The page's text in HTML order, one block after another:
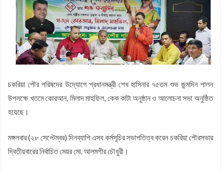
হবে: মুহাম্মদ শাহজাহান
চকরিয়া উপজেলা যুব জামায়াতের সভাপতি আবদুল্লাহ আল মামুর : সেক্রেটারি
কফিল উদ্দিন
জয়নাল আবেদীন মহিউচ্ছুন্নাহ দাখিল মাদ্রাসায় বৃক্ষরোপণ কর্মসূচি অনুষ্ঠিত
সসাসের পাঁচদিনের সংগীত কর্মশালা সম্পন্ন
চকরিয়ায় উপজেলা স্কাউটসের মাসিক সভা অনুষ্ঠিত
বেগম রোকেয়া সাখাওয়াত হোসেন বৃত্তির তৃতীয় পুরস্কার পেলো তাসরিফুল
করিম
বেগম রোকেয়া সাখাওয়াত হোসেন বৃত্তির পুরস্কার পেলো পাঁচ শতাধিক
চকরিয়া পৌর পরিষদের উদ্যোগে প্রধানমন্ত্রী শেখ হাসিনার ৭৫তম শুভ জন্মদিন পালন
উপলক্ষে খতমে কোরআন, মিলাদ মাহফিল, কেক কাটা অনুষ্ঠান ও আলোচনা সভা অনুষ্ঠিত
হয়েছে।
মঙ্গলবার (২৮ সেপ্টেম্বর) দিনব্যাপি এসব কর্মসূচির সভাপতিত্ব করেন চকরিয়া পৌরসভার
দ্বিতীয়বারের নির্বাচিত মেয়র মো. আলমগীর চৌধুরী।